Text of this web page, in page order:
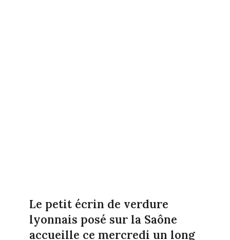
Le petit écrin de verdure
lyonnais posé sur la Saône
accueille ce mercredi un long